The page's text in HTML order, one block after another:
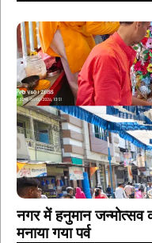
नगर में हनुमान जन्मोत्सव
मनाया गया पर्व